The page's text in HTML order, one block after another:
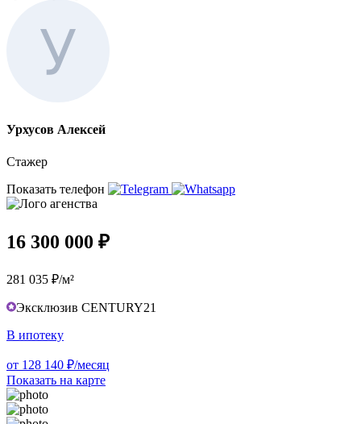
Урхусов Алексей
Стажер
Показать телефон
16 300 000 ₽
281 035 ₽/м²
Эксклюзив CENTURY21
В ипотеку
от 128 140 ₽/месяц
Показать на карте